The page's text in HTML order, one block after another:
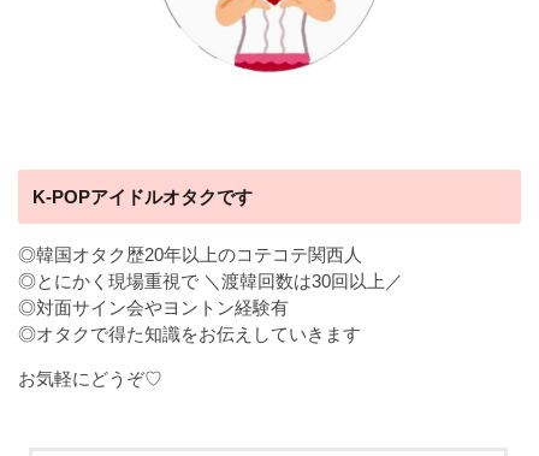
K-POPアイドルオタクです
◎韓国オタク歴20年以上のコテコテ関西人
◎とにかく現場重視で ＼渡韓回数は30回以上／
◎対面サイン会やヨントン経験有
◎オタクで得た知識をお伝えしていきます
お気軽にどうぞ♡